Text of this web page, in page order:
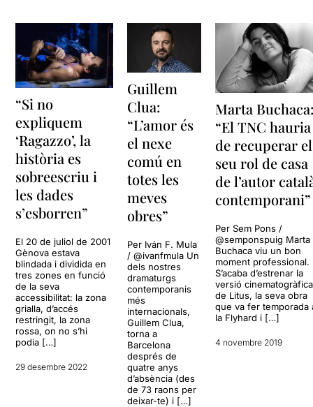
“Si no
expliquem
‘Ragazzo’, la
història es
sobreescriu i
les dades
s’esborren”
El 20 de juliol de 2001
Gènova estava
blindada i dividida en
tres zones en funció
de la seva
accessibilitat: la zona
grialla, d’accés
restringit, la zona
rossa, on no s’hi
podia […]
29 desembre 2022
Guillem
Clua:
“L’amor és
el nexe
comú en
totes les
meves
obres”
Per Iván F. Mula
/ @ivanfmula Un
dels nostres
dramaturgs
contemporanis
més
internacionals,
Guillem Clua,
torna a
Barcelona
després de
quatre anys
d’absència (des
de 73 raons per
deixar-te) i […]
Marta
“El TNC hauria
de recuperar el
seu rol de casa
de l’autor
contemporani”
Per Sem Pons /
@semponspuig Marta
Buchaca viu un bon
moment professional.
S’acaba d’estrenar la
versió cinematogràfica
de Litus, la seva obra
que va fer temporada
la Flyhard i […]
4 novembre 2019